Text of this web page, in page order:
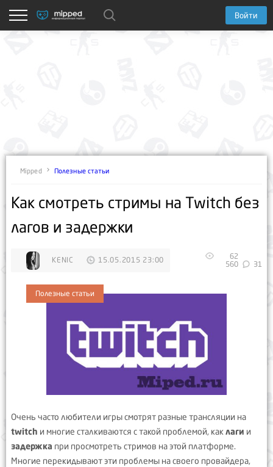
Войти
Mipped Полезные статьи
Как смотреть стримы на Twitch без
лагов и задержки
KENIC 15.05.2015 23:00
62
560
31
Полезные статьи
Очень часто любители игры смотрят разные трансляции на
twitch и многие сталкиваются с такой проблемой, каклаги и
задержка при просмотреть стримов на этой платформе.
Многие перекидывают эти проблемы на своего провайдера,